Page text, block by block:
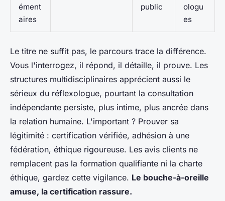
ément
aires
public
ologu
es
Le titre ne suffit pas, le parcours trace la différence.
Vous l'interrogez, il répond, il détaille, il prouve. Les
structures multidisciplinaires apprécient aussi le
sérieux du réflexologue, pourtant la consultation
indépendante persiste, plus intime, plus ancrée dans
la relation humaine. L'important ? Prouver sa
légitimité : certification vérifiée, adhésion à une
fédération, éthique rigoureuse. Les avis clients ne
remplacent pas la formation qualifiante ni la charte
éthique, gardez cette vigilance. Le bouche-à-oreille
amuse, la certification rassure.